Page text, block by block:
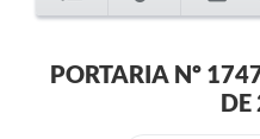
PORTARIA Nº
DE